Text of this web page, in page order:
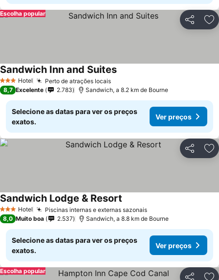
Partilhar
Escolha popular
3 EstrelasHotel Perto de atrações locais
Sandwich Inn and Suites
8,7 Excelente 2.783 Sandwich, a 8.2 km de Bourne
Selecione as datas para ver os preços
exatos.
Ver preços
Partilhar
3 EstrelasHotel Piscinas internas e externas sazonais
Sandwich Lodge & Resort
8,0 Muito boa 2.537 Sandwich, a 8.8 km de Bourne
Selecione as datas para ver os preços
exatos.
Ver preços
Escolha popular